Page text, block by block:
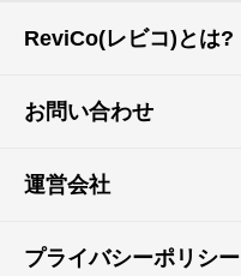
ReviCo(レビコ)とは?
お問い合わせ
運営会社
プライバシーポリシー